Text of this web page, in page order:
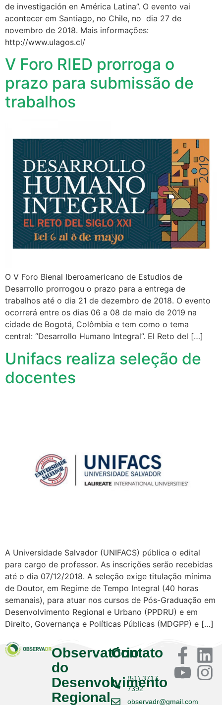
de investigación en América Latina’’. O evento vai
acontecer em Santiago, no Chile, no dia 27 de
novembro de 2018. Mais informações:
http://www.ulagos.cl/
V Foro RIED prorroga o
prazo para submissão de
trabalhos
O V Foro Bienal Iberoamericano de Estudios de
Desarrollo prorrogou o prazo para a entrega de
trabalhos até o dia 21 de dezembro de 2018. O evento
ocorrerá entre os dias 06 a 08 de maio de 2019 na
cidade de Bogotá, Colômbia e tem como o tema
central: ‘’Desarrollo Humano Integral’’. El Reto del […]
Unifacs realiza seleção de
docentes
A Universidade Salvador (UNIFACS) pública o edital
para cargo de professor. As inscrições serão recebidas
até o dia 07/12/2018. A seleção exige titulação mínima
de Doutor, em Regime de Tempo Integral (40 horas
semanais), para atuar nos cursos de Pós-Graduação em
Desenvolvimento Regional e Urbano (PPDRU) e em
Direito, Governança e Políticas Públicas (MDGPP) e […]
Observatório
do
Desenvolvimento
Regional
Contato
(51) 3717-
7392
observadr@gmail.com